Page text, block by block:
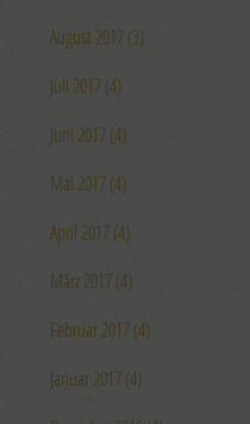
August 2017 (3)
Juli 2017 (4)
Juni 2017 (4)
Mai 2017 (4)
April 2017 (4)
März 2017 (4)
Februar 2017 (4)
Januar 2017 (4)